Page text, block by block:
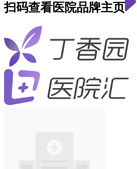
扫码查看医院品牌主页